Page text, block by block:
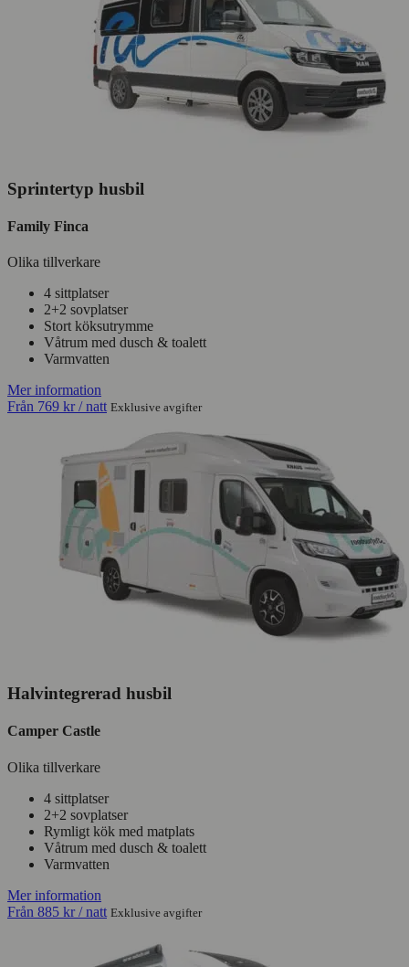
Sprintertyp husbil
Family Finca
Olika tillverkare
4 sittplatser
2+2 sovplatser
Stort köksutrymme
Våtrum med dusch & toalett
Varmvatten
Mer information
Från 769 kr / natt Exklusive avgifter
Halvintegrerad husbil
Camper Castle
Olika tillverkare
4 sittplatser
2+2 sovplatser
Rymligt kök med matplats
Våtrum med dusch & toalett
Varmvatten
Mer information
Från 885 kr / natt Exklusive avgifter